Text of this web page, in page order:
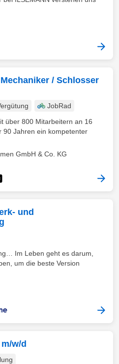
/ Schlosser
JobRad
über 800 Mitarbeitern an 16
90 Jahren ein kompetenter
GmbH & Co. KG
und
Im Leben geht es darum,
um die beste Version
w/d